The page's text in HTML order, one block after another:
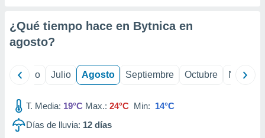
1199
¿Qué tiempo hace en Bytnica en
agosto?
Junio Julio Agosto Septiembre Octubre
T. Media: 19°C Max.: 24°C Min: 14°C
Días de lluvia: 12 días